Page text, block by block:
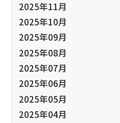
2025年11月
2025年10月
2025年09月
2025年08月
2025年07月
2025年06月
2025年05月
2025年04月